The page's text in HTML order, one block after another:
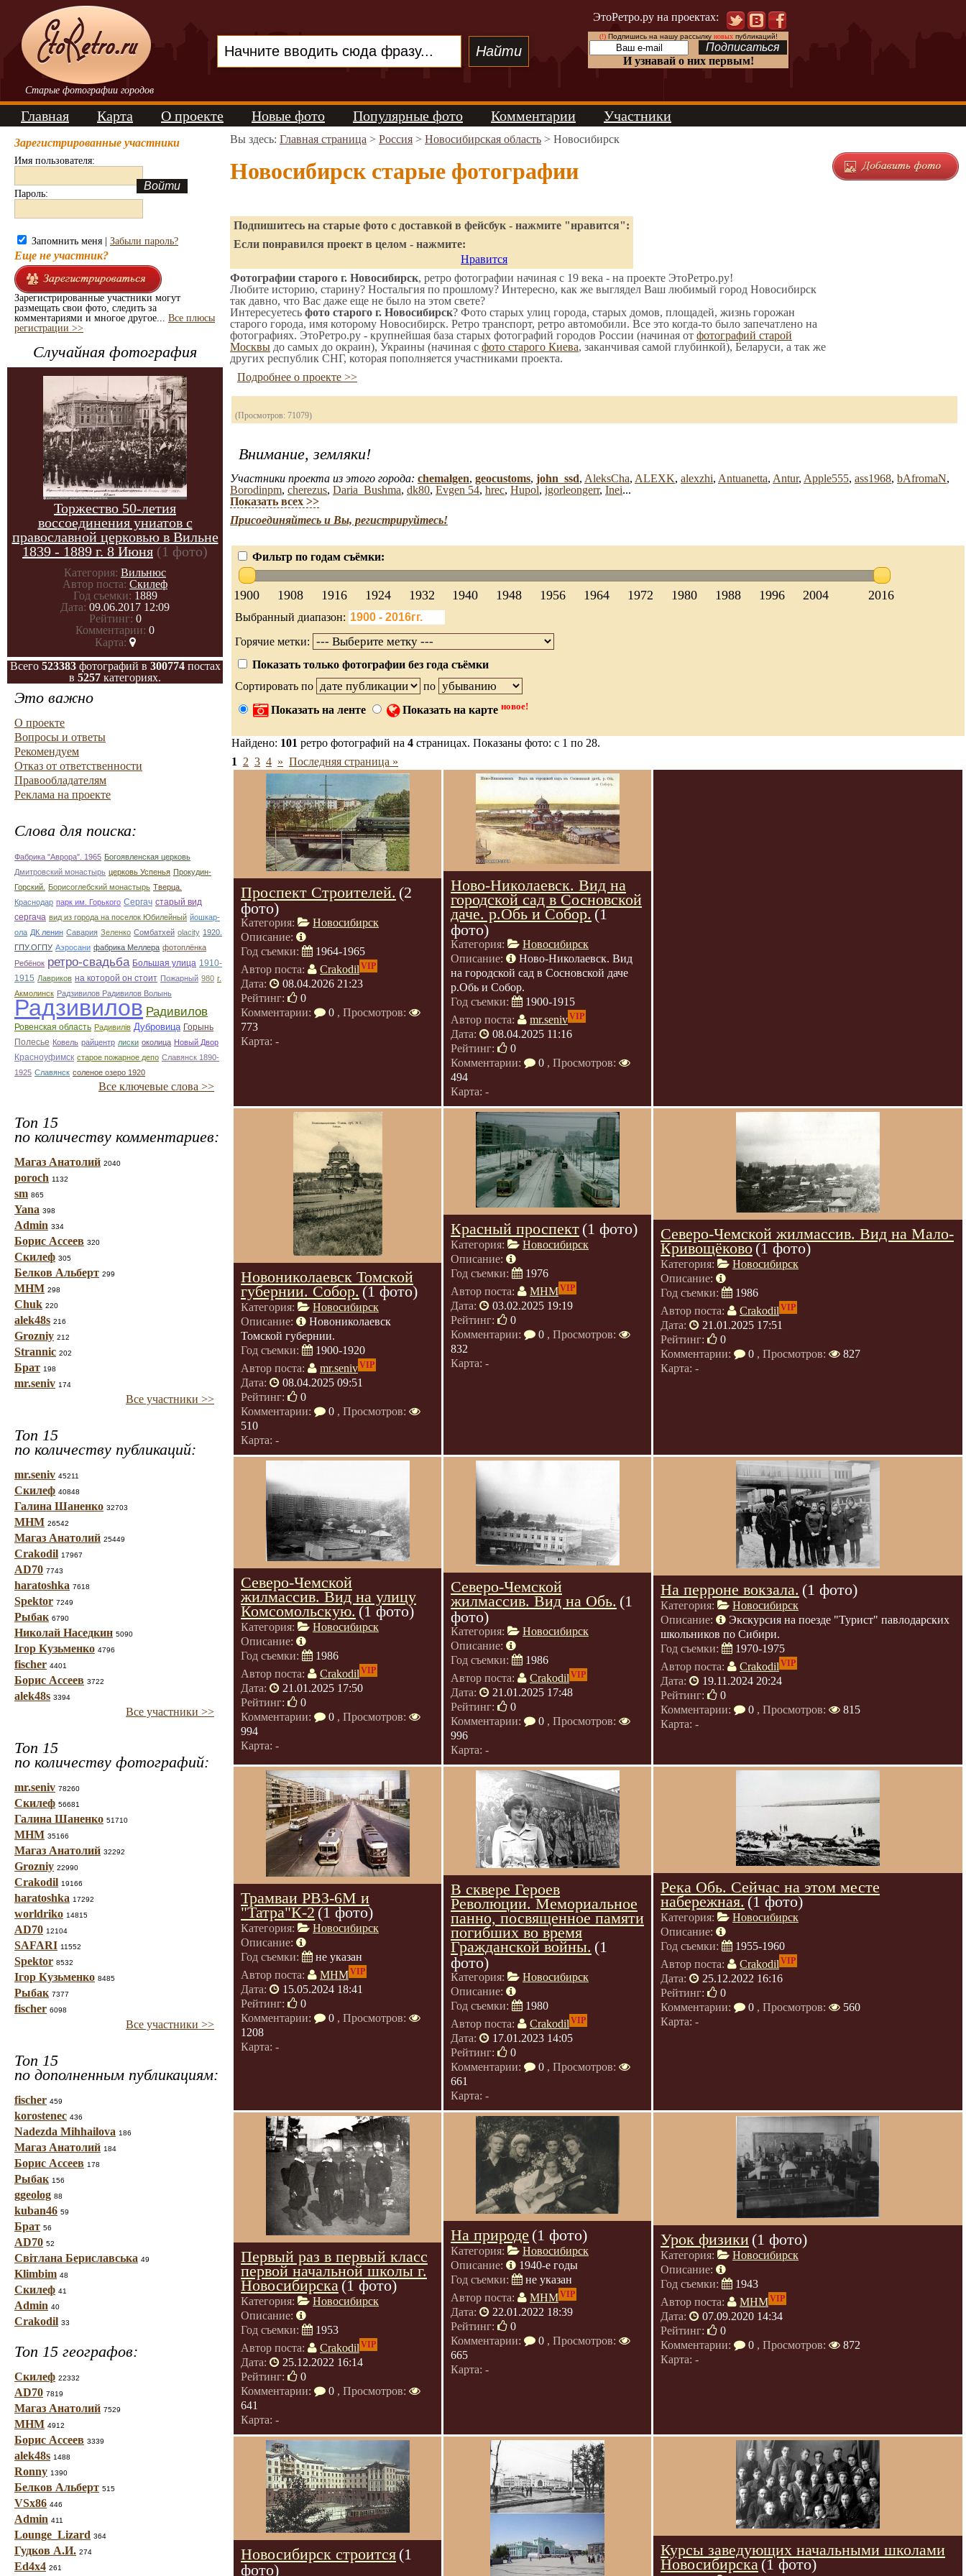
Старые фотографии городов
ЭтоРетро.ру на проектах:
(!)Подпишись на нашу рассылку новыхпубликаций!
И узнавай о них первым!
Главная Карта О проекте Новые фото Популярные фото Комментарии Участники
Зарегистрированные участники
Имя пользователя:
Пароль:
Запомнить меня | Забыли пароль?
Еще не участник?
Зарегистрированные участники могут
размещать свои фото, следить за
комментариями и многое другое... Все плюсы
регистрации >>
Случайная фотография
Торжество 50-летия
воссоединения униатов с
православной церковью в Вильне
1839 - 1889 г. 8 Июня (1 фото)
Категория: Вильнюс
Автор поста: Скилеф
Год съемки: 1889
Дата: 09.06.2017 12:09
Рейтинг: 0
Комментарии: 0
Карта:
Всего 523383фотографий в 300774постах
в 5257 категориях.
Это важно
О проекте
Вопросы и ответы
Рекомендуем
Отказ от ответственности
Правообладателям
Реклама на проекте
Слова для поиска:
Фабрика "Аврора". 1965 Богоявленская церковь
Дмитровский монастырь церковь Успенья Прокудин-
Горский.
Борисоглебский монастырь Тверца.
Краснодар парк им. Горького Сергач старый вид
сергача вид из города на поселок Юбилейный йошкар-
ола ДК ленин Савария Зеленко Сомбатхей olacity 1920.
ГПУ.ОГПУ Аэросани фабрика Меллера фотоплёнка
Ребёнок ретро-свадьба Большая улица 1910-
1915 Лавриков на которой он стоит Пожарный 980 г.
Акмолинск Радзивилов Радивилов Волынь
Радзивилов Радивилов
Ровенская область Радивилiв Дубровица Горынь
Полесье Ковель райцентр лиски околица Новый Двор
Красноуфимск старое пожарное депо Славянск 1890-
1925 Славянск соленое озеро 1920
Все ключевые слова >>
Топ 15
по количеству комментариев:
Магаз Анатолий 2040
poroch 1132
sm 865
Yana 398
Admin 334
Борис Ассеев 320
Скилеф 305
Белков Альберт 299
МНМ 298
Chuk 220
alek48s 216
Grozniy 212
Strannic 202
Брат 198
mr.seniv 174
Все участники >>
Топ 15
по количеству публикаций:
mr.seniv 45211
Скилеф 40848
Галина Шаненко 32703
МНМ 26542
Магаз Анатолий 25449
Crakodil 17967
AD70 7743
haratoshka 7618
Spektor 7249
Рыбак 6790
Николай Наседкин 5090
Ігор Кузьменко 4796
fischer 4401
Борис Ассеев 3722
alek48s 3394
Все участники >>
Топ 15
по количеству фотографий:
mr.seniv 78260
Скилеф 56681
Галина Шаненко 51710
МНМ 35166
Магаз Анатолий 32292
Grozniy 22990
Crakodil 19166
haratoshka 17292
worldriko 14815
AD70 12104
SAFARI 11552
Spektor 8532
Ігор Кузьменко 8485
Рыбак 7377
fischer 6098
Все участники >>
Топ 15
по дополненным публикациям:
fischer 459
korostenec 436
Nadezda Mihhailova 186
Магаз Анатолий 184
Борис Ассеев 178
Рыбак 156
ggeolog 88
kuban46 59
Брат 56
AD70 52
Світлана Бериславська 49
Klimbim 48
Скилеф 41
Admin 40
Crakodil 33
Топ 15 географов:
Скилеф 22332
AD70 7819
Магаз Анатолий 7529
МНМ 4912
Борис Ассеев 3339
alek48s 1488
Ronny 1390
Белков Альберт 515
VSx86 446
Admin 411
Lounge_Lizard 364
Гудков А.И. 274
Ed4x4 261
Вы здесь: Главная страница > Россия > Новосибирская область > Новосибирск
Новосибирск старые фотографии
Подпишитесь на старые фото с доставкой в фейсбук - нажмите "нравится":
Если понравился проект в целом - нажмите:
Нравится
Фотографии старого г. Новосибирск, ретро фотографии начиная с 19 века - на проекте ЭтоРетро.ру!
Любите историю, старину? Ностальгия по прошлому? Интересно, как же выглядел Ваш любимый город Новосибирск
так давно, что Вас даже еще не было на этом свете?
Интересуетесь фото старого г. Новосибирск? Фото старых улиц города, старых домов, площадей, жизнь горожан
старого города, имя которому Новосибирск. Ретро транспорт, ретро автомобили. Все это когда-то было запечатлено на
фотографиях. ЭтоРетро.ру - крупнейшая база старых фотографий городов России (начиная от фотографий старой
Москвы до самых до окраин), Украины (начиная с фото старого Киева, заканчивая самой глубинкой), Беларуси, а так же
других республик СНГ, которая пополняется участниками проекта.
Подробнее о проекте >>
(Просмотров: 71079)
Внимание, земляки!
Участники проекта из этого города: chemalgen, geocustoms, john_ssd, AleksCha, ALEXK, alexzhi, Antuanetta, Antur, Apple555, ass1968, bAfromaN,
Borodinpm, cherezus, Daria_Bushma, dk80, Evgen 54, hrec, Hupol, igorleongerr, Inei...
Показать всех >>
Присоединяйтесь и Вы, регистрируйтесь!
Фильтр по годам съёмки:
1900 1908 1916 1924 1932 1940 1948 1956 1964 1972 1980 1988 1996 2004 2016
Выбранный диапазон:
Горячие метки:
Показать только фотографии без года съёмки
Сортировать по
по
Показать на ленте
Показать на карте новое!
Найдено: 101 ретро фотографий на 4 страницах. Показаны фото: с 1 по 28.
1
2 3 4 » Последняя страница »
Проспект Строителей. (2
фото)
Категория:
Новосибирск
Описание:
Год съемки:
1964-1965
Автор поста:
Crakodil VIP
Дата:
08.04.2026 21:23
Рейтинг:
0
Комментарии:
0 , Просмотров:
773
Карта: -
Ново-Николаевск. Вид на
городской сад в Сосновской
даче. р.Обь и Собор.(1
фото)
Категория:
Новосибирск
Описание:
Ново-Николаевск. Вид
на городской сад в Сосновской даче
р.Обь и Собор.
Год съемки:
1900-1915
Автор поста:
mr.senivVIP
Дата:
08.04.2025 11:16
Рейтинг:
0
Комментарии:
0 , Просмотров:
494
Карта: -
Новониколаевск Томской
губернии. Собор.(1 фото)
Категория:
Новосибирск
Описание:
Новониколаевск
Томской губернии.
Год съемки:
1900-1920
Автор поста:
mr.senivVIP
Дата:
08.04.2025 09:51
Рейтинг:
0
Комментарии:
0 , Просмотров:
510
Карта: -
Красный проспект (1 фото)
Категория:
Новосибирск
Описание:
Год съемки:
1976
Автор поста:
МНМVIP
Дата:
03.02.2025 19:19
Рейтинг:
0
Комментарии:
0 , Просмотров:
832
Карта: -
Северо-Чемской жилмассив. Вид на Мало-
Кривощёково(1 фото)
Категория:
Новосибирск
Описание:
Год съемки:
1986
Автор поста:
Crakodil VIP
Дата:
21.01.2025 17:51
Рейтинг:
0
Комментарии:
0 , Просмотров:
827
Карта: -
Северо-Чемской
жилмассив. Вид на улицу
Комсомольскую.(1 фото)
Категория:
Новосибирск
Описание:
Год съемки:
1986
Автор поста:
Crakodil VIP
Дата:
21.01.2025 17:50
Рейтинг:
0
Комментарии:
0 , Просмотров:
994
Карта: -
Северо-Чемской
жилмассив. Вид на Обь. (1
фото)
Категория:
Новосибирск
Описание:
Год съемки:
1986
Автор поста:
Crakodil VIP
Дата:
21.01.2025 17:48
Рейтинг:
0
Комментарии:
0 , Просмотров:
996
Карта: -
На перроне вокзала. (1 фото)
Категория:
Новосибирск
Описание:
Экскурсия на поезде "Турист" павлодарских
школьников по Сибири.
Год съемки:
1970-1975
Автор поста:
Crakodil VIP
Дата:
19.11.2024 20:24
Рейтинг:
0
Комментарии:
0 , Просмотров:
815
Карта: -
Трамваи РВЗ-6М и
"Татра"К-2(1 фото)
Категория:
Новосибирск
Описание:
Год съемки:
не указан
Автор поста:
МНМVIP
Дата:
15.05.2024 18:41
Рейтинг:
0
Комментарии:
0 , Просмотров:
1208
Карта: -
В сквере Героев
Революции. Мемориальное
панно, посвященное памяти
погибших во время
Гражданской войны. (1
фото)
Категория:
Новосибирск
Описание:
Год съемки:
1980
Автор поста:
Crakodil VIP
Дата:
17.01.2023 14:05
Рейтинг:
0
Комментарии:
0 , Просмотров:
661
Карта: -
Река Обь. Сейчас на этом месте
набережная.(1 фото)
Категория:
Новосибирск
Описание:
Год съемки:
1955-1960
Автор поста:
Crakodil VIP
Дата:
25.12.2022 16:16
Рейтинг:
0
Комментарии:
0 , Просмотров:
560
Карта: -
Первый раз в первый класс
первой начальной школы г.
Новосибирска(1 фото)
Категория:
Новосибирск
Описание:
Год съемки:
1953
Автор поста:
Crakodil VIP
Дата:
25.12.2022 16:14
Рейтинг:
0
Комментарии:
0 , Просмотров:
641
Карта: -
На природе (1 фото)
Категория:
Новосибирск
Описание:
1940-е годы
Год съемки:
не указан
Автор поста:
МНМVIP
Дата:
22.01.2022 18:39
Рейтинг:
0
Комментарии:
0 , Просмотров:
665
Карта: -
Урок физики (1 фото)
Категория:
Новосибирск
Описание:
Год съемки:
1943
Автор поста:
МНМVIP
Дата:
07.09.2020 14:34
Рейтинг:
0
Комментарии:
0 , Просмотров:
872
Карта: -
Новосибирск строится (1
фото)
Курсы заведующих начальными школами
Новосибирска(1 фото)